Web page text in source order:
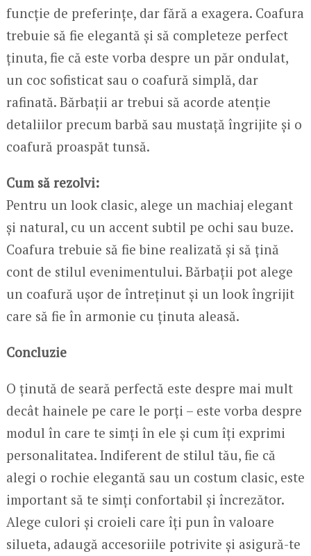
funcție de preferințe, dar fără a exagera. Coafura
trebuie să fie elegantă și să completeze perfect
ținuta, fie că este vorba despre un păr ondulat,
un coc sofisticat sau o coafură simplă, dar
rafinată. Bărbații ar trebui să acorde atenție
detaliilor precum barbă sau mustață îngrijite și o
coafură proaspăt tunsă.
Cum să rezolvi:
Pentru un look clasic, alege un machiaj elegant
și natural, cu un accent subtil pe ochi sau buze.
Coafura trebuie să fie bine realizată și să țină
cont de stilul evenimentului. Bărbații pot alege
un coafură ușor de întreținut și un look îngrijit
care să fie în armonie cu ținuta aleasă.
Concluzie
O ținută de seară perfectă este despre mai mult
decât hainele pe care le porți – este vorba despre
modul în care te simți în ele și cum îți exprimi
personalitatea. Indiferent de stilul tău, fie că
alegi o rochie elegantă sau un costum clasic, este
important să te simți confortabil și încrezător.
Alege culori și croieli care îți pun în valoare
silueta, adaugă accesoriile potrivite și asigură-te